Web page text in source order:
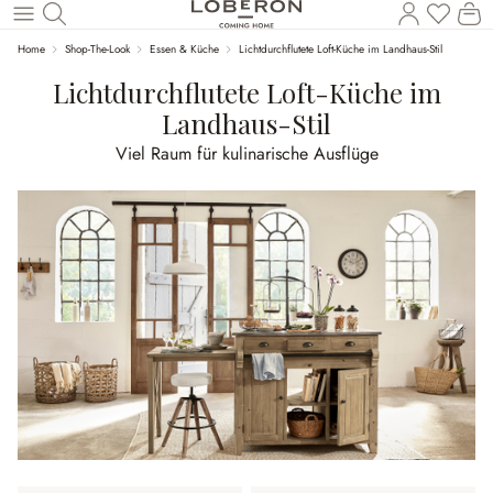
Zum Hauptinhalt springen
Du
Home Shop-The-Look Essen & Küche Lichtdurchflutete Loft-Küche im Landhaus-Stil
Lichtdurchflutete Loft-Küche im
Landhaus-Stil
Viel Raum für kulinarische Ausflüge